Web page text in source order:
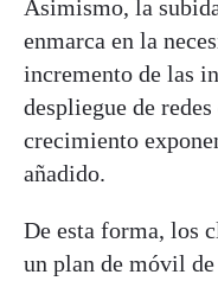
Asimismo, la
enmarca en la
incremento de las
despliegue de
crecimiento
añadido.
De esta forma, los
un plan de móvil